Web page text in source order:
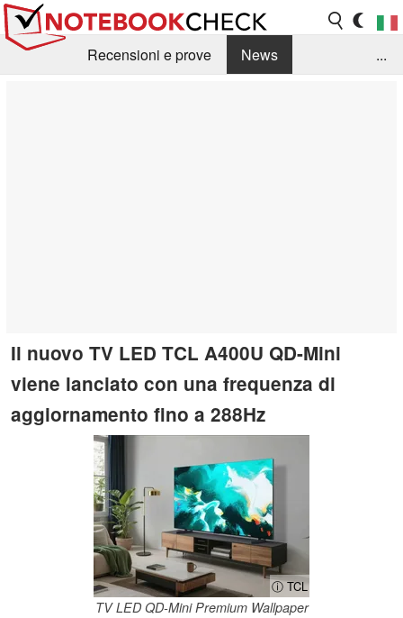
Recensioni e prove
News
...
Il nuovo TV LED TCL A400U QD-Mini
viene lanciato con una frequenza di
aggiornamento fino a 288Hz
ⓘ TCL
TV LED QD-Mini Premium Wallpaper